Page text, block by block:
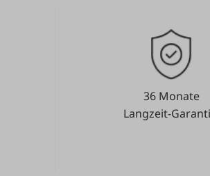
36 Monate
Langzeit-